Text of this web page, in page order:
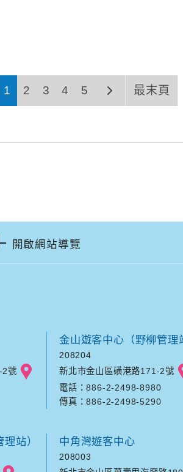
1 2 3 4 5 最末頁
開啟網站導覽
2號
金山遊客中心（野柳管理
208204
新北市金山區磺港路171-2號
電話：886-2-2498-8980
傳真：886-2-2498-5290
站） 中角灣遊客中心
208003